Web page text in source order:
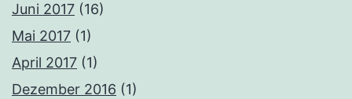
Juni 2017 (16)
Mai 2017 (1)
April 2017 (1)
Dezember 2016 (1)